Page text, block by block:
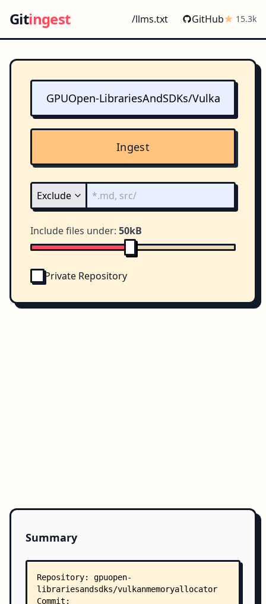
Gitingest /llms.txt GitHub 15.3k
Ingest
Include files under: 50kB
Private Repository
Summary